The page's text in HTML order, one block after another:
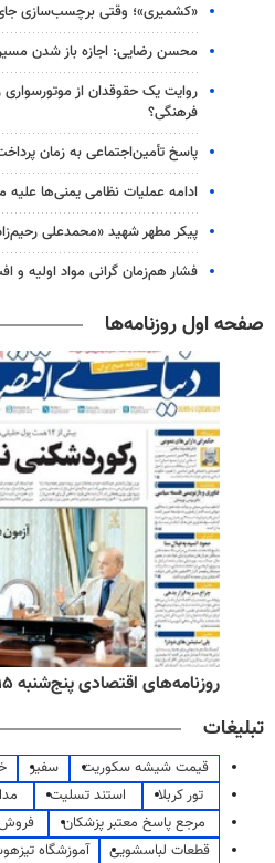
«کشمیری»؛ وقتی برچسب‌سازی جای
محسن رضایی: اجازه باز شدن مسیر
روایت یک حقوقدان از موتورسواری
فرهنگی؟
پاسخ تأمین‌اجتماعی به زمان
ادامه عملیات نظامی یمنی‌ها علیه
پیکر مطهر شهید «محمدعلی
فشار هم‌زمان گرانی مواد اولیه و
صفحه اول روزنامه‌ها
روزنامه‌های اقتصادی پنج‌شنبه ۱۵ مرداد ۱۴۰۵
تبلیغات
قیمت شیشه سکوریت سفیر
تور کربلا
استند تسلیت
مرجع پاسخ معتبر پزشکان
فروش
قطعات لباسشویی
آموزشگاه